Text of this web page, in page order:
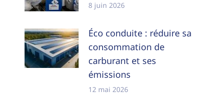
8 juin 2026
Éco conduite : réduire sa
consommation de
carburant et ses
émissions
12 mai 2026